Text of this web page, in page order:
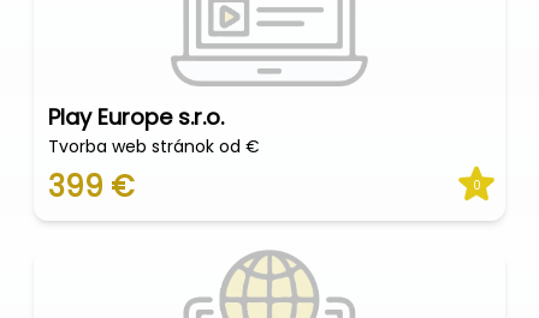
Play Europe s.r.o.
Tvorba web stránok od €
399 € 0